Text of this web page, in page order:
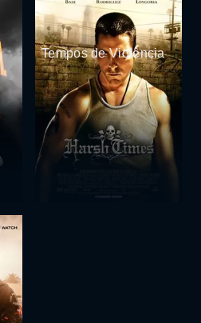
Tempos de Violência